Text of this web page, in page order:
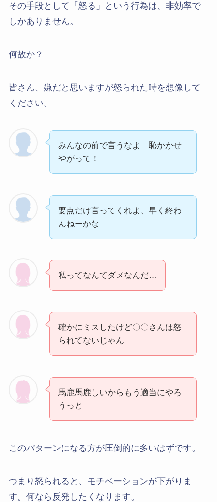
その手段として「怒る」という行為は、非効率で
しかありません。
何故か？
皆さん、嫌だと思いますが怒られた時を想像して
ください。
みんなの前で言うなよ 恥かかせ
やがって！
要点だけ言ってくれよ、早く終わ
んねーかな
私ってなんてダメなんだ…
確かにミスしたけど〇〇さんは怒
られてないじゃん
馬鹿馬鹿しいからもう適当にやろ
うっと
このパターンになる方が圧倒的に多いはずです。
つまり怒られると、モチベーションが下がりま
す。何なら反発したくなります。